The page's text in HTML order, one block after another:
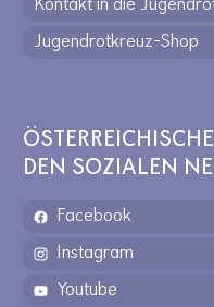
Kontakt in die
Jugendrotkreuz-Shop
DEN SOZIALEN
Facebook
Instagram
Youtube